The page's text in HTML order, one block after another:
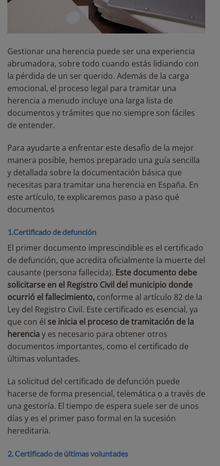
Gestionar una herencia puede ser una experiencia
abrumadora, sobre todo cuando estás lidiando con
la pérdida de un ser querido. Además de la carga
emocional, el proceso legal para tramitar una
herencia a menudo incluye una larga lista de
documentos y trámites que no siempre son fáciles
de entender.
Para ayudarte a enfrentar este desafío de la mejor
manera posible, hemos preparado una guía sencilla
y detallada sobre la documentación básica que
necesitas para tramitar una herencia en España. En
este artículo, te explicaremos paso a paso qué
documentos
1.Certificado de defunción
El primer documento imprescindible es el certificado
de defunción, que acredita oficialmente la muerte del
causante (persona fallecida). Este documento debe
solicitarse en el Registro Civil del municipio donde
ocurrió el fallecimiento, conforme al artículo 82 de la
Ley del Registro Civil. Este certificado es esencial, ya
que con él se inicia el proceso de tramitación de la
herenciay es necesario para obtener otros
documentos importantes, como el certificado de
últimas voluntades.
La solicitud del certificado de defunción puede
hacerse de forma presencial, telemática o a través de
una gestoría. El tiempo de espera suele ser de unos
días y es el primer paso formal en la sucesión
hereditaria.
2. Certificado de últimas voluntades